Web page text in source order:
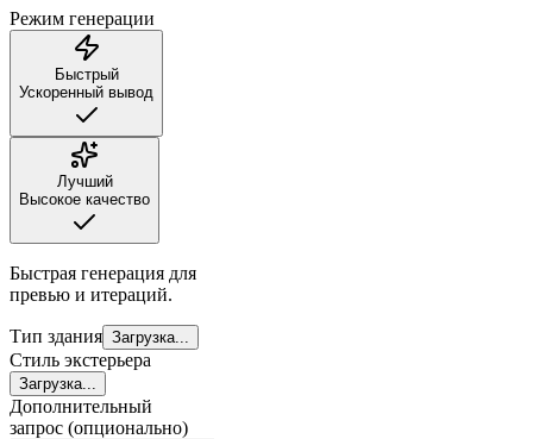
Режим генерации
Быстрый
Ускоренный вывод
Лучший
Высокое качество
Быстрая генерация для
превью и итераций.
Тип здания Загрузка...
Стиль экстерьера
Загрузка...
Дополнительный
запрос (опционально)